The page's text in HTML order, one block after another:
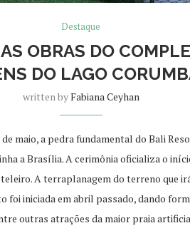
Destaque
OBRAS DO
DO LAGO
written byFabiana Ceyhan
maio, a pedra fundamental do Bali
a Brasília. A cerimônia oficializa o
A terraplanagem do terreno que
foi iniciada em abril passado, dando
outras atrações da maior praia